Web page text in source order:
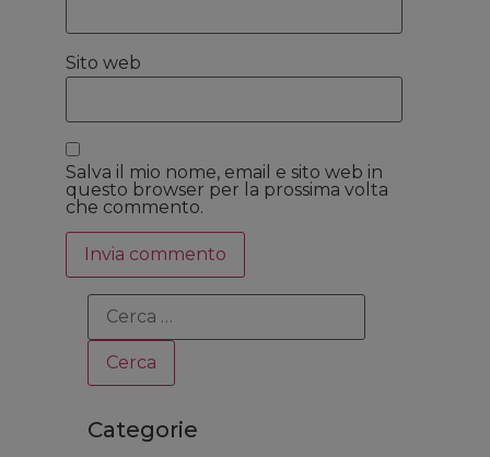
Sito web
Salva il mio nome, email e sito web in
questo browser per la prossima volta
che commento.
Categorie